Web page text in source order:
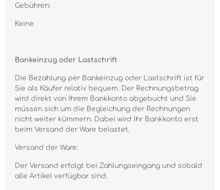
Gebühren:
Keine
Bankeinzug oder Lastschrift
Die Bezahlung per Bankeinzug oder Lastschrift ist für
Sie als Käufer relativ bequem. Der Rechnungsbetrag
wird direkt von Ihrem Bankkonto abgebucht und Sie
müssen sich um die Begleichung der Rechnungen
nicht weiter kümmern. Dabei wird Ihr Bankkonto erst
beim Versand der Ware belastet.
Versand der Ware:
Der Versand erfolgt bei Zahlungseingang und sobald
alle Artikel verfügbar sind.